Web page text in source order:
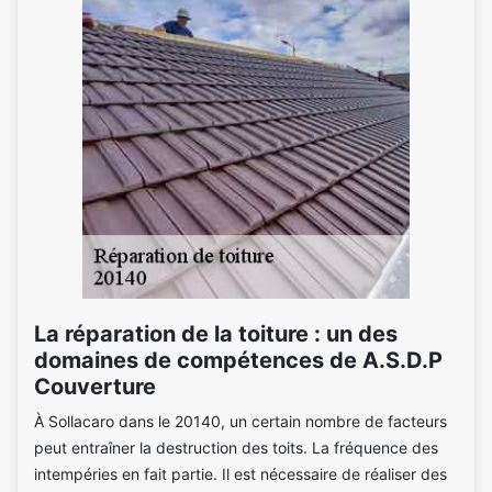
La réparation de la toiture : un des
domaines de compétences de A.S.D.P
Couverture
À Sollacaro dans le 20140, un certain nombre de facteurs
peut entraîner la destruction des toits. La fréquence des
intempéries en fait partie. Il est nécessaire de réaliser des